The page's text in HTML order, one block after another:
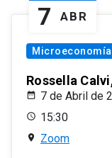
7 ABR
Rossella
7 de Abril de
15:30
Zoom